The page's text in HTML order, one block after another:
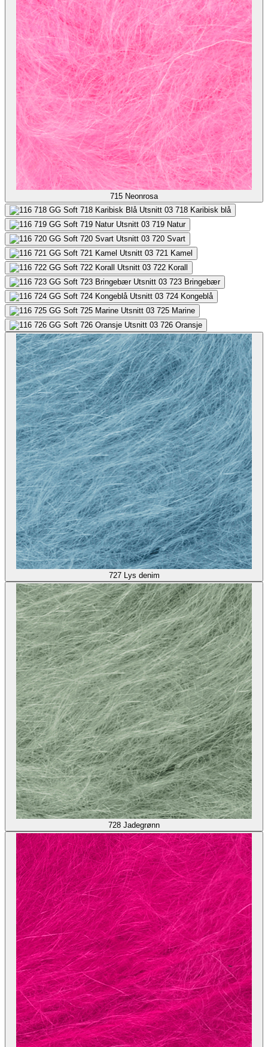
715 Neonrosa
718 Karibisk blå
719 Natur
720 Svart
721 Kamel
722 Korall
723 Bringebær
724 Kongeblå
725 Marine
726 Oransje
727 Lys denim
728 Jadegrønn